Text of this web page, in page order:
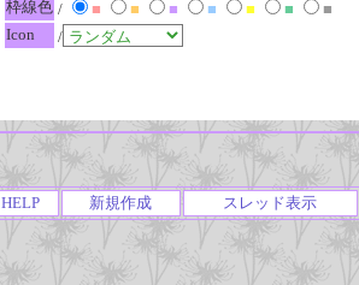
枠線色 / ■ ■ ■ ■ ■ ■
■
Icon
/
HELP 新規作成 スレッド表示